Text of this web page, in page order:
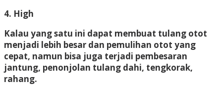
4. High
Kalau yang satu ini dapat membuat tulang otot
menjadi lebih besar dan pemulihan otot yang
cepat, namun bisa juga terjadi pembesaran
jantung, penonjolan tulang dahi, tengkorak,
rahang.